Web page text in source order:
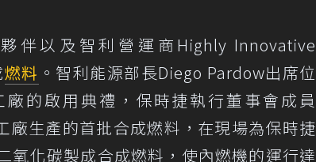
伴以及智利營運商Highly Innovative
燃料 。智利能源部長Diego Pardow出席位
的啟用典禮，保時捷執行董事會成員
生產的首批合成燃料，在現場為保時捷
氧化碳製成合成燃料，使內燃機的運行達